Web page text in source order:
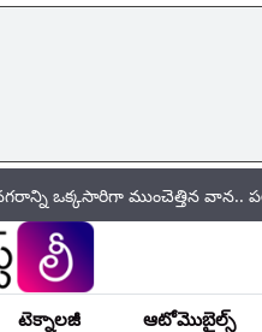
ముంచెత్తిన వాన.. పలు
టెక్నాలజీ ఆటోమొబైల్స్